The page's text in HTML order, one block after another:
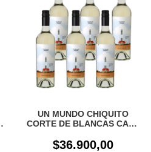
UN MUNDO CHIQUITO
CORTE DE BLANCAS CAJA
$36.900,00